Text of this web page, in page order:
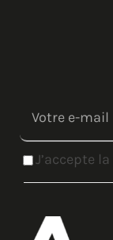
J’accepte la